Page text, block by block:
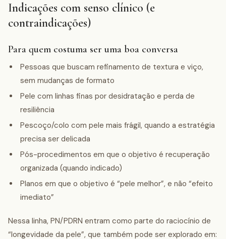
Indicações com senso clínico (e
contraindicações)
Para quem costuma ser uma boa conversa
Pessoas que buscam refinamento de textura e viço,
sem mudanças de formato
Pele com linhas finas por desidratação e perda de
resiliência
Pescoço/colo com pele mais frágil, quando a estratégia
precisa ser delicada
Pós-procedimentos em que o objetivo é recuperação
organizada (quando indicado)
Planos em que o objetivo é “pele melhor”, e não “efeito
imediato”
Nessa linha, PN/PDRN entram como parte do raciocínio de
“longevidade da pele”, que também pode ser explorado em: